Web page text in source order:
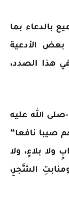
بالدعاء بما
بعض الأدعية
في هذا الصدد،
الله عليه
صيبا نافعا”
ولا بلاءٍ، ولا
الشَّجرِ،